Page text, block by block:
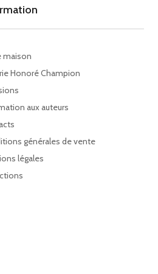
maison
Honoré Champion
aux auteurs
générales de vente
légales